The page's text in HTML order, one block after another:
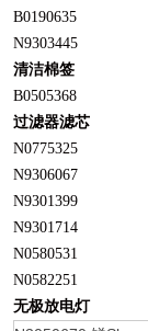
B0190635
N9303445
清洁棉签
B0505368
过滤器滤芯
N0775325
N9306067
N9301399
N9301714
N0580531
N0582251
无极放电灯